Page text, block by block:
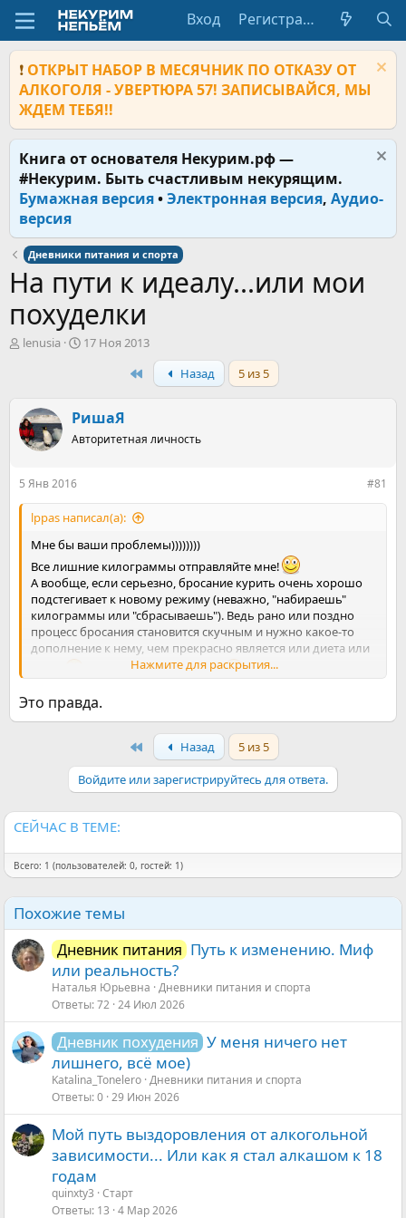
Вход Регистрация
❗ ОТКРЫТ НАБОР В МЕСЯЧНИК ПО ОТКАЗУ ОТ
АЛКОГОЛЯ - УВЕРТЮРА 57! ЗАПИСЫВАЙСЯ, МЫ
ЖДЕМ ТЕБЯ!!
Книга от основателя Некурим.рф —
#Некурим. Быть счастливым некурящим.
Бумажная версия•Электронная версия, Аудио-
версия
Дневники питания и спорта
На пути к идеалу...или мои
похуделки
А
т
е
lenusia
Д
а
ч
17 Ноя 2013
Назад 5 из 5
РишаЯ
Авторитетная личность
5 Янв 2016 #81
lppas написал(а):
Мне бы ваши проблемы))))))))
Все лишние килограммы отправляйте мне!
А вообще, если серьезно, бросание курить очень хорошо
подстегивает к новому режиму (неважно, "набираешь"
килограммы или "сбрасываешь"). Ведь рано или поздно
процесс бросания становится скучным и нужно какое-то
дополнение к нему, чем прекрасно является или диета или
Кстати, спорт и советую
Бег по утрам,
Нажмите для раскрытия...
Это правда.
Назад
5 из 5
Войдите или зарегистрируйтесь для ответа.
СЕЙЧАС В ТЕМЕ:
Всего: 1 (пользователей: 0, гостей: 1)
Похожие темы
Дневник питания Путь к изменению. Миф
или реальность?
Наталья Юрьевна Дневники питания и спорта
Ответы 72 24 Июл 2026
Дневник похудения У меня ничего нет
лишнего, всё мое)
Katalina_Tonelero Дневники питания и спорта
Ответы 0 29 Июн 2026
Мой путь выздоровления от алкогольной
зависимости... Или как я стал алкашом к 18
годам
quinxty3 Старт
Ответы 13 4 Мар 2026